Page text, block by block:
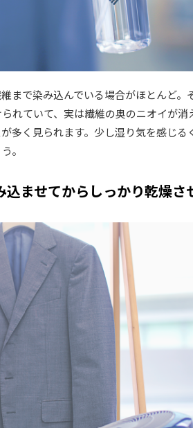
まで染み込んでいる場合がほとんど。
れていて、実は繊維の奥のニオイが消
多く見られます。少し湿り気を感じる
。
ませてからしっかり乾燥さ